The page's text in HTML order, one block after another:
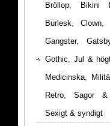
Bröllop, Bikini
Burlesk, Clown,
Gangster,
Gothic, Jul &
Medicinska,
Retro, Sagor &
Sexigt & syndigt